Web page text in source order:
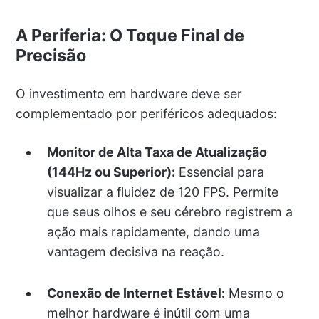
A Periferia: O Toque Final de
Precisão
O investimento em hardware deve ser
complementado por periféricos adequados:
Monitor de Alta Taxa de Atualização
(144Hz ou Superior): Essencial para
visualizar a fluidez de 120 FPS. Permite
que seus olhos e seu cérebro registrem a
ação mais rapidamente, dando uma
vantagem decisiva na reação.
Conexão de Internet Estável: Mesmo o
melhor hardware é inútil com uma